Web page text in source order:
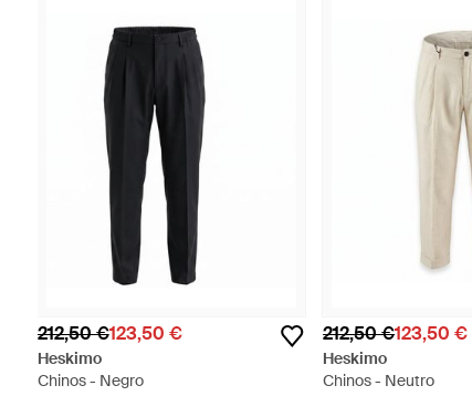
212,50 €123,50 €
Heskimo
Chinos - Negro
212,50 €123,50 €
Heskimo
Chinos - Neutro